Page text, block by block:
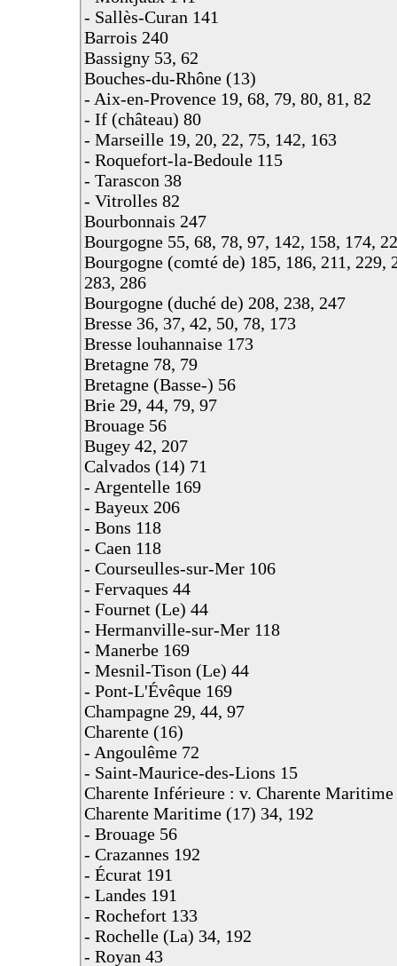
- Sallès-Curan 141
Barrois 240
Bassigny 53, 62
Bouches-du-Rhône (13)
- Aix-en-Provence 19, 68, 79, 80, 81, 82
- If (château) 80
- Marseille 19, 20, 22, 75, 142, 163
- Roquefort-la-Bedoule 115
- Tarascon 38
- Vitrolles 82
Bourbonnais 247
Bourgogne 55, 68, 78, 97, 142, 158, 174,
Bourgogne (comté de) 185, 186, 211, 229,
283, 286
Bourgogne (duché de) 208, 238, 247
Bresse 36, 37, 42, 50, 78, 173
Bresse louhannaise 173
Bretagne 78, 79
Bretagne (Basse-) 56
Brie 29, 44, 79, 97
Brouage 56
Bugey 42, 207
Calvados (14) 71
- Argentelle 169
- Bayeux 206
- Bons 118
- Caen 118
- Courseulles-sur-Mer 106
- Fervaques 44
- Fournet (Le) 44
- Hermanville-sur-Mer 118
- Manerbe 169
- Mesnil-Tison (Le) 44
- Pont-L'Évêque 169
Champagne 29, 44, 97
Charente (16)
- Angoulême 72
- Saint-Maurice-des-Lions 15
Charente Inférieure : v. Charente Maritime
Charente Maritime (17) 34, 192
- Brouage 56
- Crazannes 192
- Écurat 191
- Landes 191
- Rochefort 133
- Rochelle (La) 34, 192
- Royan 43